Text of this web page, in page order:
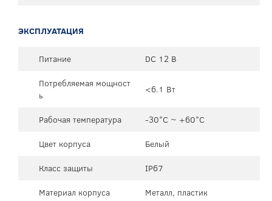
ЭКСПЛУАТАЦИЯ
Питание
DC 12 В
Потребляемая мощност
ь
<6.1 Вт
Рабочая температура
-30°C ~ +60°C
Цвет корпуса
Белый
Класс защиты
IP67
Материал корпуса
Металл, пластик